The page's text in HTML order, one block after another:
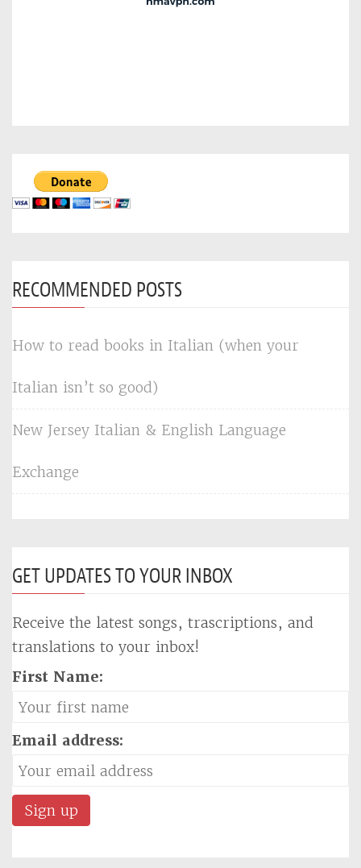
RECOMMENDED POSTS
How to read books in Italian (when your
Italian isn’t so good)
New Jersey Italian & English Language
Exchange
GET UPDATES TO YOUR INBOX
Receive the latest songs, trascriptions, and
translations to your inbox!
First Name:
Email address: